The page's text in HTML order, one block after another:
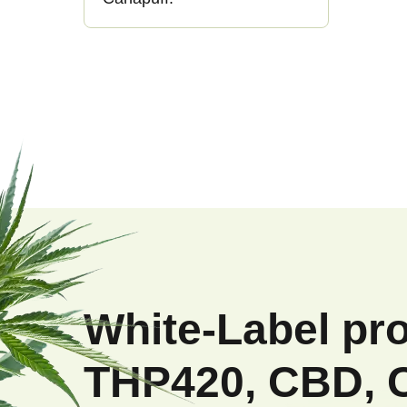
Z
á
p
a
White-Label
THP420, CBD,